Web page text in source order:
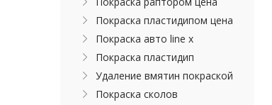
Покраска пластидипом цена
Покраска авто line x
Покраска пластидип
Удаление вмятин покраской
Покраска сколов